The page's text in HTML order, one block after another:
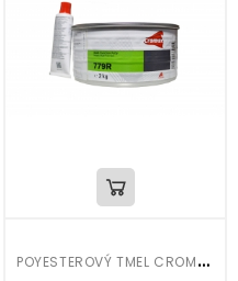
P
OYESTEROVÝ TMEL CROMAX 779R